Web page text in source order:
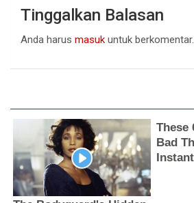
Tinggalkan Balasan
Anda harus masuk untuk berkomentar.